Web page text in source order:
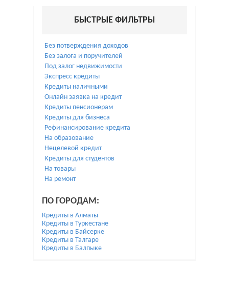
БЫСТРЫЕ ФИЛЬТРЫ
Без потверждения доходов
Без залога и поручителей
Под залог недвижимости
Экспресс кредиты
Кредиты наличными
Онлайн заявка на кредит
Кредиты пенсионерам
Кредиты для бизнеса
Рефинансирование кредита
На образование
Нецелевой кредит
Кредиты для студентов
На товары
На ремонт
ПО ГОРОДАМ:
Кредиты в Алматы
Кредиты в Туркестане
Кредиты в Байсерке
Кредиты в Талгаре
Кредиты в Балпыке